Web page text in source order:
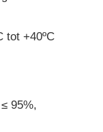
tot +40ºC
95%,